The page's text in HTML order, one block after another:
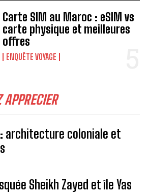
Carte SIM au Maroc : eSIM vs
carte physique et meilleures
offres
ENQUÊTE VOYAGE
APPRECIER
architecture coloniale et
Sheikh Zayed et île Yas